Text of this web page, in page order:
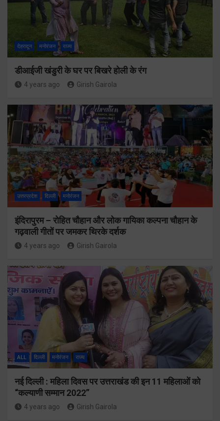
देहरादून मनोरंजन राज्य
डीआईजी खंडुरी के घर पर बिखरे होली के रंग
4 years ago Girish Gairola
उत्तरप्रदेश दिल्ली मनोरंजन
इंदिरापुरम – रोहित चौहान और लोक गायिका कल्पना चौहान के
गढ़वाली गीतों पर जमकर थिरके दर्शक
4 years ago Girish Gairola
ALL दिल्ली मनोरंजन राज्य
नई दिल्ली : महिला दिवस पर उत्तराखंड की इन 11 महिलाओं को
“कल्याणी सम्मान 2022”
4 years ago Girish Gairola